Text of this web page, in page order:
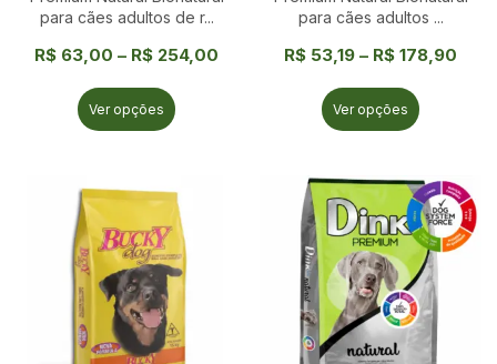
para cães adultos de r...
R$ 63,00 – R$ 254,00
Ver opções
para cães adultos ...
R$ 53,19 – R$ 178,90
Ver opções